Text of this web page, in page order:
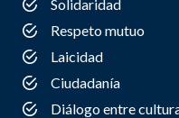
Solidaridad
Respeto mutuo
Laicidad
Ciudadanía
Diálogo entre